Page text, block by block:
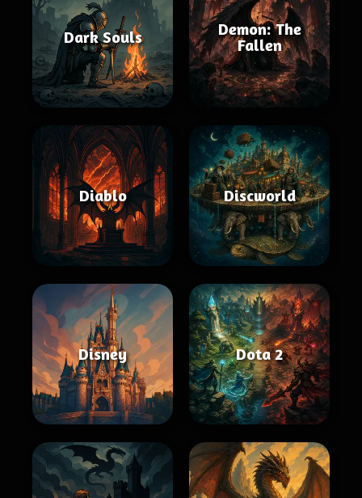
Dark Souls
Demon: The
Fallen
Diablo Discworld
Disney Dota 2